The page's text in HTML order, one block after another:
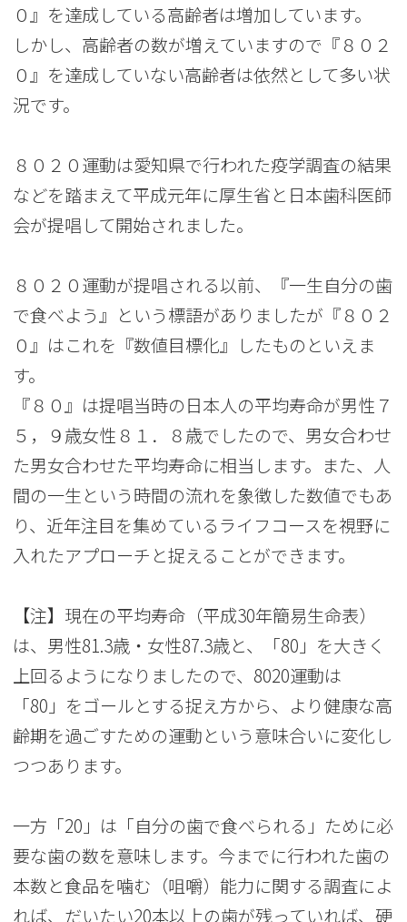
０』を達成している高齢者は増加しています。
しかし、高齢者の数が増えていますので『８０２
０』を達成していない高齢者は依然として多い状
況です。
８０２０運動は愛知県で行われた疫学調査の結果
などを踏まえて平成元年に厚生省と日本歯科医師
会が提唱して開始されました。
８０２０運動が提唱される以前、『一生自分の歯
で食べよう』という標語がありましたが『８０２
０』はこれを『数値目標化』したものといえま
す。
『８０』は提唱当時の日本人の平均寿命が男性７
５，９歳女性８１．８歳でしたので、男女合わせ
た男女合わせた平均寿命に相当します。また、人
間の一生という時間の流れを象徴した数値でもあ
り、近年注目を集めているライフコースを視野に
入れたアプローチと捉えることができます。
【注】現在の平均寿命（平成30年簡易生命表）
は、男性81.3歳・女性87.3歳と、「80」を大きく
上回るようになりましたので、8020運動は
「80」をゴールとする捉え方から、より健康な高
齢期を過ごすための運動という意味合いに変化し
つつあります。
一方「20」は「自分の歯で食べられる」ために必
要な歯の数を意味します。今までに行われた歯の
本数と食品を噛む（咀嚼）能力に関する調査によ
れば、だいたい20本以上の歯が残っていれば、硬